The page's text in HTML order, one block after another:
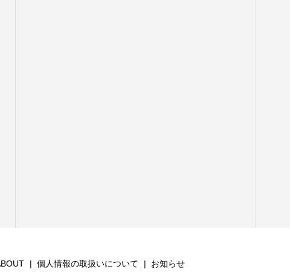
個人情報の取扱いについて お知らせ